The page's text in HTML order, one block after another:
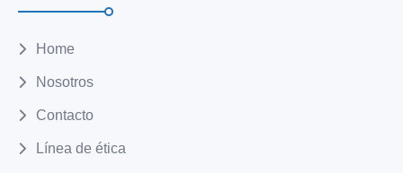
Home
Nosotros
Contacto
Línea de ética